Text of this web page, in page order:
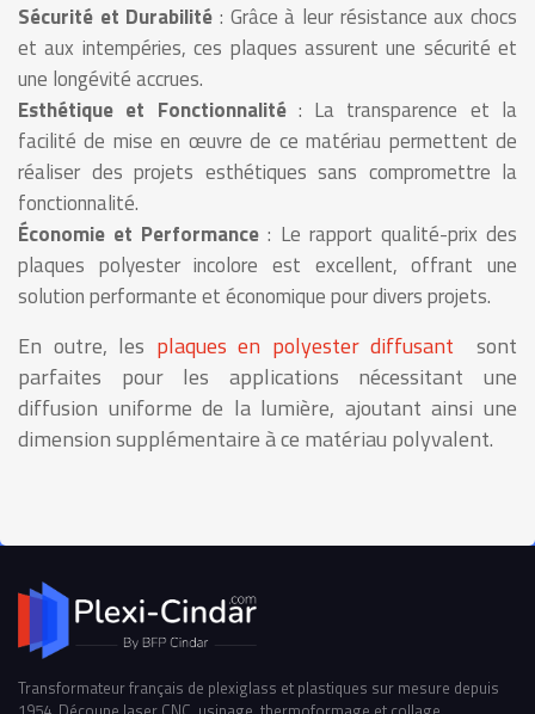
Sécurité et Durabilité : Grâce à leur résistance aux chocs
et aux intempéries, ces plaques assurent une sécurité et
une longévité accrues.
Esthétique et Fonctionnalité: La transparence et la
facilité de mise en œuvre de ce matériau permettent de
réaliser des projets esthétiques sans compromettre la
fonctionnalité.
Économie et Performance : Le rapport qualité-prix des
plaques polyester incolore est excellent, offrant une
solution performante et économique pour divers projets.
En outre, les plaques en polyester diffusant sont
parfaites pour les applications nécessitant une
diffusion uniforme de la lumière, ajoutant ainsi une
dimension supplémentaire à ce matériau polyvalent.
Transformateur français de plexiglass et plastiques sur mesure depuis